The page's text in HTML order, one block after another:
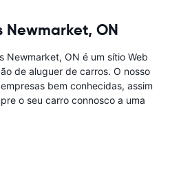
ON
Newmarket, ON é um sítio Web
de aluguer de carros. O nosso
bem conhecidas, assim
o seu carro connosco a uma